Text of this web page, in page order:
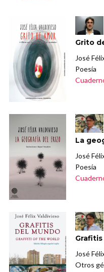
Grito
José
Poesía
La
José
Poesía
José
Otros